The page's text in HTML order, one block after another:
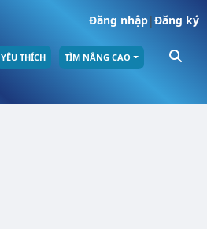
Đăng nhập|Đăng ký
YÊU THÍCH TÌM NÂNG CAO